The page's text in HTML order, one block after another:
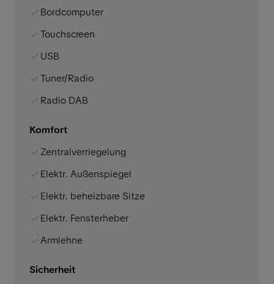
Bordcomputer
Touchscreen
USB
Tuner/Radio
Radio DAB
Komfort
Zentralverriegelung
Elektr. Außenspiegel
Elektr. beheizbare Sitze
Elektr. Fensterheber
Armlehne
Sicherheit